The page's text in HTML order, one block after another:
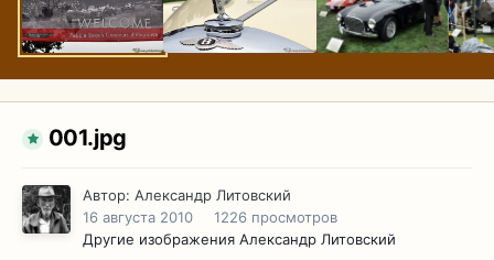
001.jpg
Автор: Александр Литовский
16 августа 2010
1226 просмотров
Другие изображения Александр Литовский